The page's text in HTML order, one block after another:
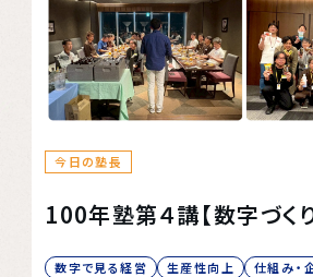
今日の塾長
100年塾第４講【数字づく
数字で見る経営 生産性向上 仕組み・